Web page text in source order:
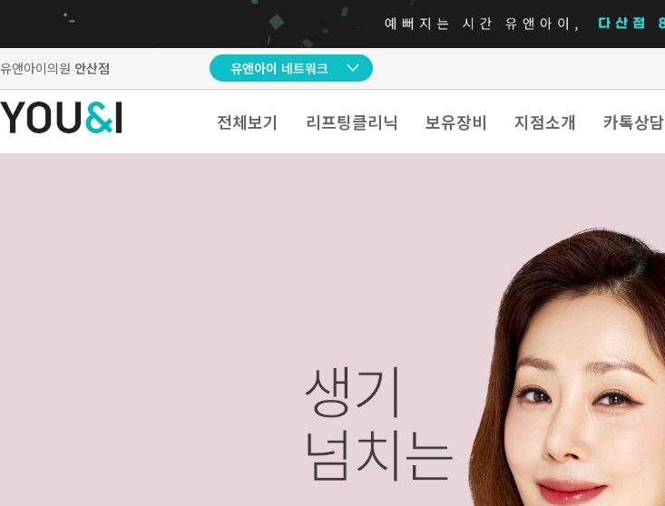
유앤아이의원 안산점 유앤아이 네트워크
전체보기 리프팅클리닉 보유장비 지점소개 카톡상담